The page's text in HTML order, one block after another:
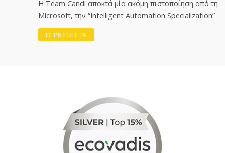
H Team Candi αποκτά μία ακόμη πιστοποίηση από τη
Microsoft, την “Intelligent Automation Specialization”
ΠΕΡΙΣΣΟΤΕΡΑ